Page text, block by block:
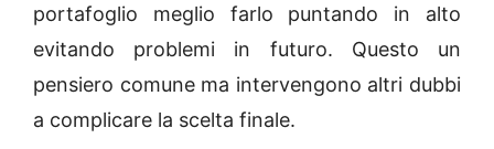
portafoglio meglio farlo puntando in alto
evitando problemi in futuro. Questo un
pensiero comune ma intervengono altri dubbi
a complicare la scelta finale.